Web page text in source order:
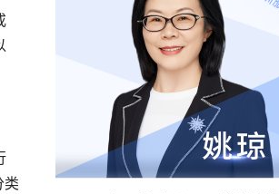
类